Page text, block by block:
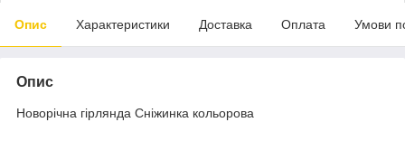
Опис Характеристики Доставка Оплата Умови
Опис
Новорічна гірлянда Сніжинка кольорова